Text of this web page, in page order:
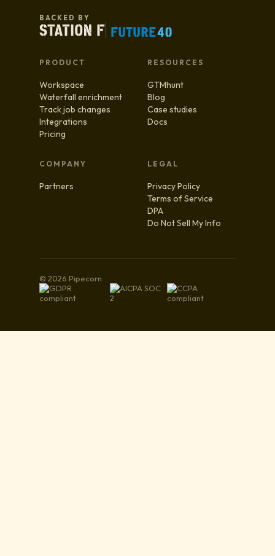
BACKED BY
PRODUCT
Workspace
Waterfall enrichment
Track job changes
Integrations
Pricing
RESOURCES
GTMhunt
Blog
Case studies
Docs
COMPANY
Partners
LEGAL
Privacy Policy
Terms of Service
DPA
Do Not Sell My Info
© 2026 Pipecorn